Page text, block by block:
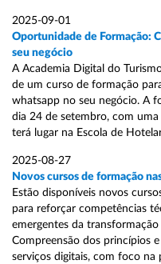
2025-09-01
Oportunidade de Formação:
seu negócio
A Academia Digital do
de um curso de formação
whatsapp no seu negócio. A
dia 24 de setembro, com
terá lugar na Escola de
2025-08-27
Novos cursos de formação
Estão disponíveis novos
para reforçar competências
emergentes da
Compreensão dos princípios
serviços digitais, com foco na